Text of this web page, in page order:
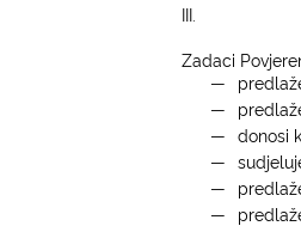
III.
Zadaci
―
―
― donosi
―
―
―